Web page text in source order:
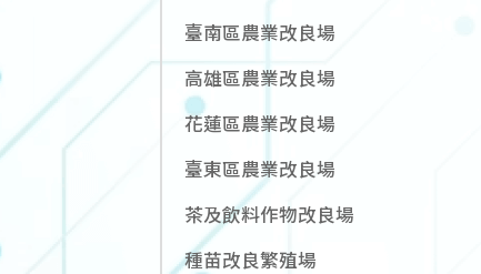
臺南區農業改良場
高雄區農業改良場
花蓮區農業改良場
臺東區農業改良場
茶及飲料作物改良場
種苗改良繁殖場